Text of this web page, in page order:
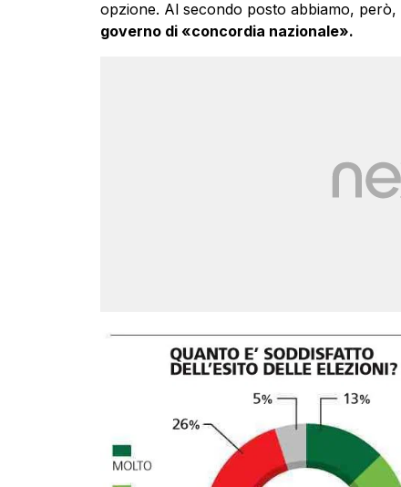
opzione. Al secondo posto abbiamo, però,
governo di «concordia nazionale».